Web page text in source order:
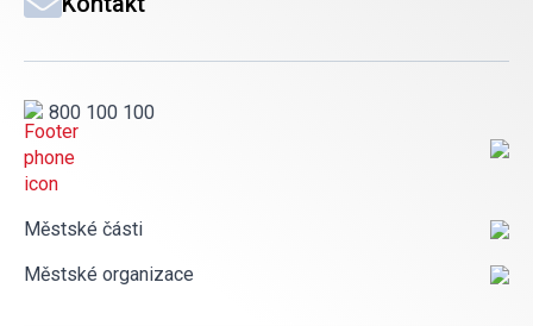
800 100 100
Městské části
Městské organizace